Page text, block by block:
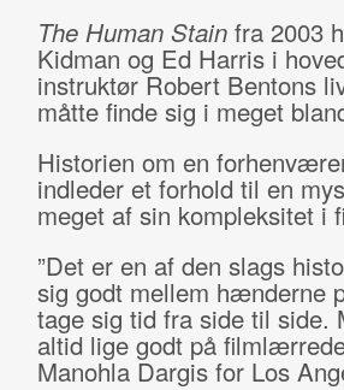
The Human Stain fra 2003
Kidman og Ed Harris i
instruktør Robert Bentons
måtte finde sig i meget
Historien om en
indleder et forhold til en
meget af sin kompleksitet i
”Det er en af den slags
sig godt mellem hænderne
tage sig tid fra side til side.
altid lige godt på
Manohla Dargis for Los